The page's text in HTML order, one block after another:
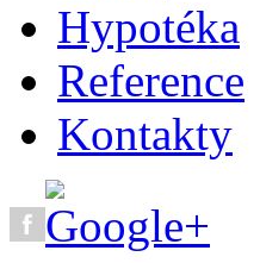
Hypotéka
Reference
Kontakty